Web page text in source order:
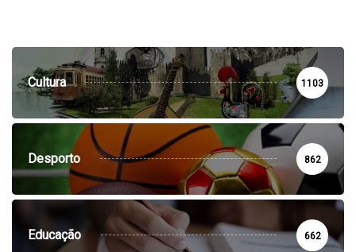
Cultura 1103
Desporto 862
Educação 662